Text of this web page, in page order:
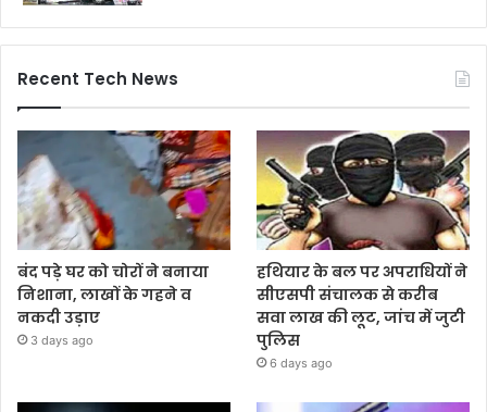
Recent Tech News
बंद पड़े घर को चोरों ने बनाया
निशाना, लाखों के गहने व
नकदी उड़ाए
3 days ago
हथियार के बल पर अपराधियों ने
सीएसपी संचालक से करीब
सवा लाख की लूट, जांच में जुटी
पुलिस
6 days ago